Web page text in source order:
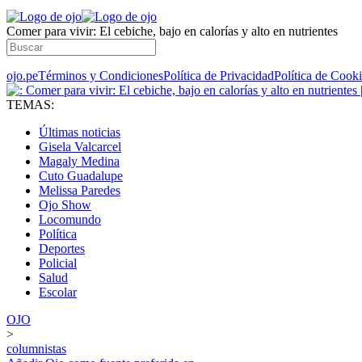
Comer para vivir: El cebiche, bajo en calorías y alto en nutrientes
ojo.peTérminos y CondicionesPolítica de PrivacidadPolítica de
TEMAS:
Últimas noticias
Gisela Valcarcel
Magaly Medina
Cuto Guadalupe
Melissa Paredes
Ojo Show
Locomundo
Política
Deportes
Policial
Salud
Escolar
OJO
>
columnistas